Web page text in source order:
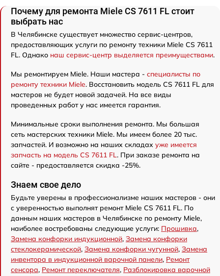
Почему для ремонта Miele CS 7611 FL стоит
выбрать нас
В Челябинске существует множество сервис-центров,
предоставляющих услуги по ремонту техники Miele CS 7611
FL. Однако наш сервис-центр выделяется преимуществами.
Мы ремонтируем Miele. Наши мастера - специалисты по
ремонту техники Miele. Восстановить модель CS 7611 FL для
мастеров не будет новой задачей. На все виды
проведенных работ у нас имеется гарантия.
Минимальные сроки выполнения ремонта. Мы большая
сеть мастерских техники Miele. Мы имеем более 20 тыс.
запчастей. И возможно на наших складах уже имеется
запчасть на модель CS 7611 FL. При заказе ремонта на
сайте - предоставляется скидка -25%.
Знаем свое дело
Будьте уверены в профессионализме наших мастеров - они
с уверенностью выполнят ремонт Miele CS 7611 FL. По
данным наших мастеров в Челябинске по ремонту Miele,
наиболее востребованы следующие услуги: Прошивка,
Замена конфорки индукционной, Замена конфорки
стеклокерамической, Замена конфорки чугунной, Замена
инвентора в индукционной варочной панели, Ремонт
сенсора, Ремонт переключателя, Разблокировка варочной